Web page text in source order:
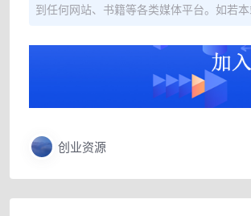
到任何网站、书籍等各类媒体平台。如若
创业资源